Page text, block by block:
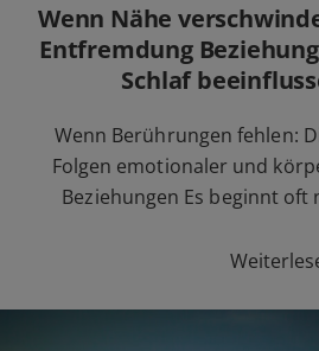
Wenn Nähe
Entfremdung
Schlaf
Wenn Berührungen fehlen:
Folgen emotionaler und
Beziehungen Es beginnt